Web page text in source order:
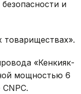
и
товариществах».
«Кенкияк-
мощностью 6